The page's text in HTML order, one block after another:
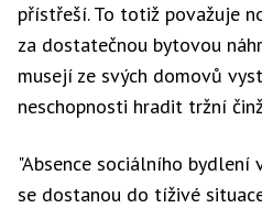
přístřeší. To totiž považuje
za dostatečnou bytovou
musejí ze svých domovů
neschopnosti hradit tržní
"Absence sociálního
se dostanou do tíživé